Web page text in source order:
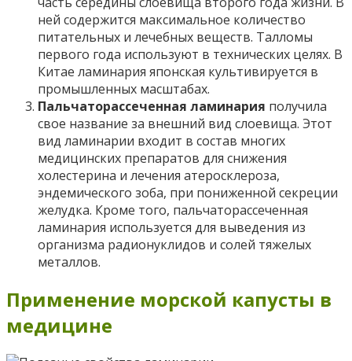
ней содержится максимальное количество
питательных и лечебных веществ. Талломы
первого года используют в технических целях. В
Китае ламинария японская культивируется в
промышленных масштабах.
Пальчаторассеченная ламинария получила
свое название за внешний вид слоевища. Этот
вид ламинарии входит в состав многих
медицинских препаратов для снижения
холестерина и лечения атеросклероза,
эндемического зоба, при пониженной секреции
желудка. Кроме того, пальчаторассеченная
ламинария используется для выведения из
организма радионуклидов и солей тяжелых
металлов.
Применение морской капусты в
медицине